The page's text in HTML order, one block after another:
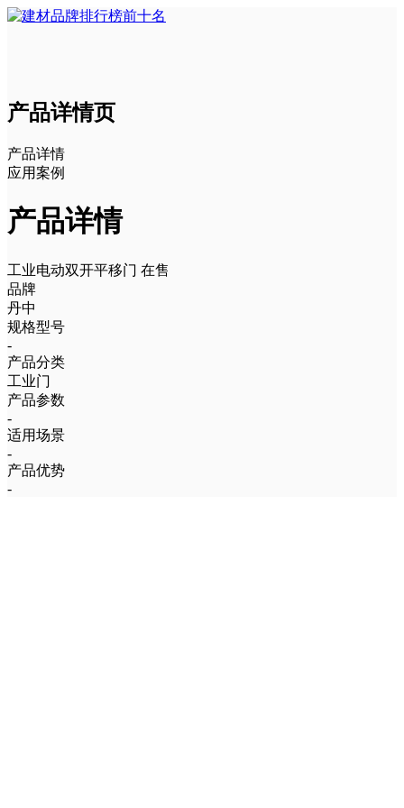
产品详情页
产品详情
应用案例
产品详情
工业电动双开平移门 在售
品牌
丹中
规格型号
-
产品分类
工业门
产品参数
-
适用场景
-
产品优势
-